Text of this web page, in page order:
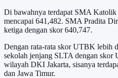
Di bawahnya terdapat SMA
mencapai 641,482. SMA Pradita
ketiga dengan skor 640,747.
Dengan rata-rata skor UTBK lebih
sekolah jenjang SLTA dengan skor
wilayah DKI Jakarta, sisanya
dan Jawa Timur.